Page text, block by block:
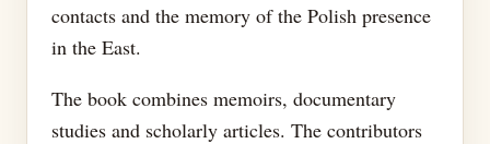
contacts and the memory of the Polish presence
in the East.
The book combines memoirs, documentary
studies and scholarly articles. The contributors